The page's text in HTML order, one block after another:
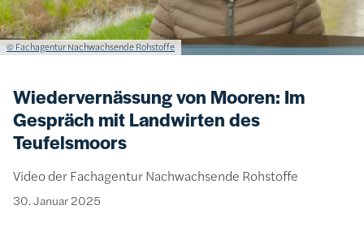
Lizenzinformationen einschließlich Urheberrecht
© Fachagentur Nachwachsende Rohstoffe
Wiedervernässung von Mooren: Im
Gespräch mit Landwirten des
Teufelsmoors
Video der Fachagentur Nachwachsende Rohstoffe
30. Januar 2025